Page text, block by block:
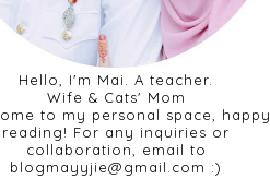
Hello, I'm Mai. A teacher.
Wife & Cats' Mom
to my personal space, happy
reading! For any inquiries or
collaboration, email to
blogmayyjie@gmail.com :)